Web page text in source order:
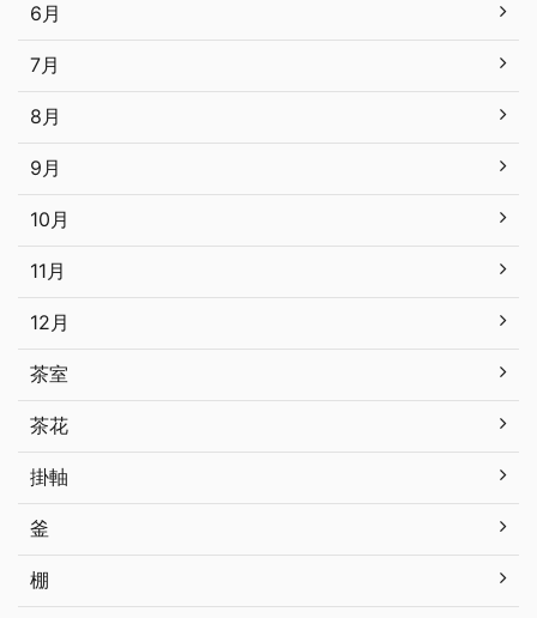
6月
7月
8月
9月
10月
11月
12月
茶室
茶花
掛軸
釜
棚